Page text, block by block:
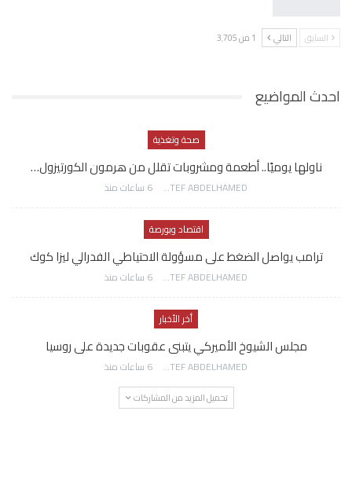
السابق التالي 1 من 3٬705
احدث المواضيع
صحة وتغذية
ناولها يوميًا.. أطعمة ومشروبات تقلل من هرمون الكورتيزول…
AWATEF ABDELHAMED 6 ساعات منذ
اقتصاد وبورصة
ترامب يواصل الضغط على مسؤولة الاحتياطي الفدرالي ليزا كوك
AWATEF ABDELHAMED 6 ساعات منذ
أخر الأخبار
مجلس الشيوخ الأميركي يتبنى عقوبات جديدة على روسيا
AWATEF ABDELHAMED 6 ساعات منذ
تحميل المزيد من المشاركات